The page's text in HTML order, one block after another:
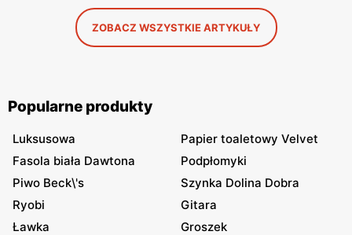
ZOBACZ WSZYSTKIE ARTYKUŁY
Popularne produkty
Luksusowa
Papier toaletowy Velvet
Fasola biała Dawtona
Podpłomyki
Piwo Beck\'s
Szynka Dolina Dobra
Ryobi
Gitara
Ławka
Groszek